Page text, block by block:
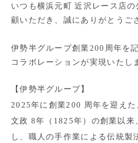
いつも横浜元町 近沢レース店
顧いただき、誠にありがとうご
伊勢半グループ創業200周年を
コラボレーションが実現いたし
【伊勢半グループ】
2025年に創業200 周年を迎えた
文政 8年（1825年）の創業以来
し、職人の手作業による伝統製